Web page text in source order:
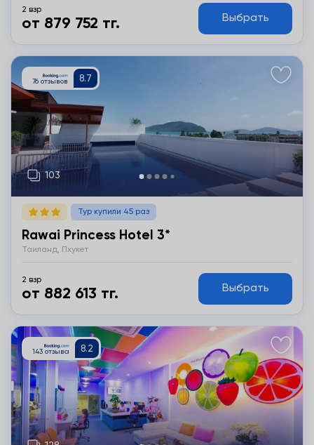
2 взр
от 879 752 тг. Выбрать
Тур купили 45 раз
Rawai Princess Hotel 3*
Таиланд, Пхукет
2 взр
от 882 613 тг. Выбрать
Подробнее
Подробнее